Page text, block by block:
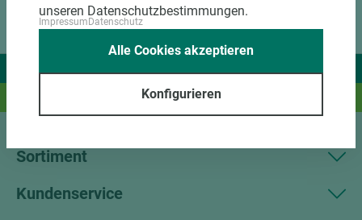
Und das passende Holz dazu.
Sortiment
Kundenservice
unseren Datenschutzbestimmungen.
ImpressumDatenschutz
Konfigurieren
Alle Cookies akzeptieren